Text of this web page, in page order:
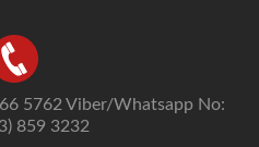
5762 Viber/Whatsapp No:
859 3232